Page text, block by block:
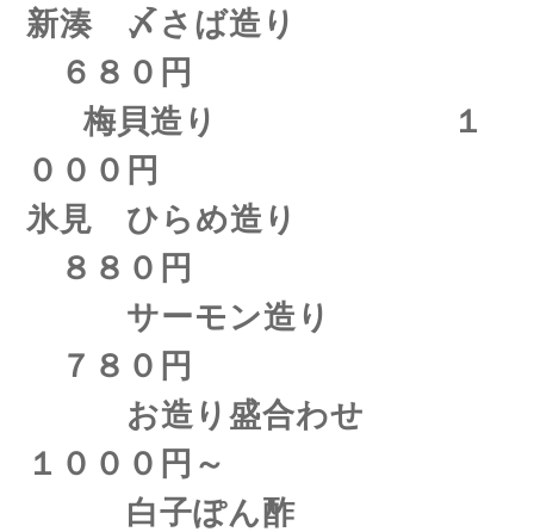
新湊 〆さば造り
６８０円
梅貝造り １
０００円
氷見 ひらめ造り
８８０円
サーモン造り
７８０円
お造り盛合わせ
１０００円～
白子ぽん酢